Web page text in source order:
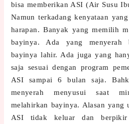
bisa memberikan ASI (Air Susu
Namun terkadang kenyataan
harapan. Banyak yang memilih
bayinya. Ada yang menyerah
bayinya lahir. Ada juga yang
saja sesuai dengan program
ASI sampai 6 bulan saja.
menyerah menyusui saat
melahirkan bayinya. Alasan yang
ASI tidak keluar dan